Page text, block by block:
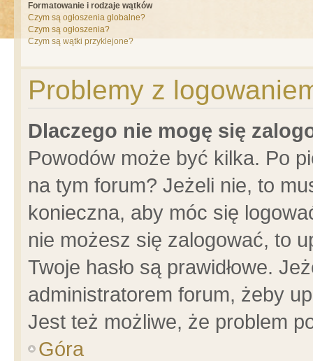
Formatowanie i rodzaje wątków
Czym są ogłoszenia globalne?
Czym są ogłoszenia?
Czym są wątki przyklejone?
Problemy z
Dlaczego nie mogę się
Powodów może być kilka. Po
na tym forum? Jeżeli nie, to
konieczna, aby móc się
nie możesz się zalogować, to
Twoje hasło są prawidłowe.
administratorem forum, żeby
Jest też możliwe, że problem
Góra